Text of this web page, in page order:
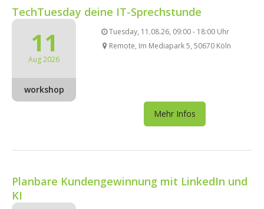
TechTuesday deine IT-Sprechstunde
11
Aug 2026
workshop
Tuesday, 11.08.26, 09:00 - 18:00 Uhr
Remote, Im Mediapark 5, 50670 Köln
Mehr Infos
Planbare Kundengewinnung mit LinkedIn und
KI